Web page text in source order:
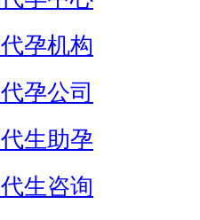
孕机构
孕公司
生助孕
生咨询